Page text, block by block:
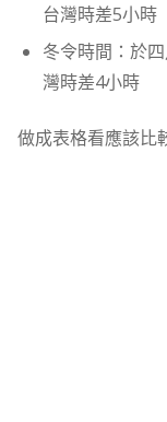
台灣時差5小時
冬令時間：於
灣時差4小時
做成表格看應該比